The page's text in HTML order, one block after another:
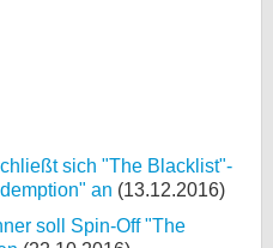
sich "The Blacklist"-
an (13.12.2016)
soll Spin-Off "The